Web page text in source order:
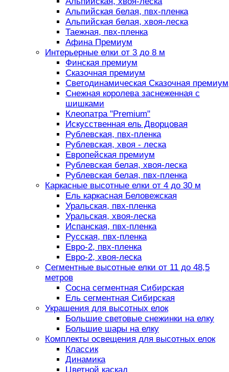
Альпийская белая, пвх-пленка
Альпийская белая, хвоя-леска
Таежная, пвх-пленка
Афина Премиум
Интерьерные елки от 3 до 8 м
Финская премиум
Сказочная премиум
Светодинамическая Сказочная премиум
Снежная королева заснеженная с
шишками
Клеопатра "Premium"
Искусственная ель Дворцовая
Рублевская, пвх-пленка
Рублевская, хвоя - леска
Европейская премиум
Рублевская белая, хвоя-леска
Рублевская белая, пвх-пленка
Каркасные высотные елки от 4 до 30 м
Ель каркасная Беловежская
Уральская, пвх-пленка
Уральская, хвоя-леска
Испанская, пвх-пленка
Русская, пвх-пленка
Евро-2, пвх-пленка
Евро-2, хвоя-леска
Сегментные высотные елки от 11 до 48,5
метров
Сосна сегментная Сибирская
Ель сегментная Сибирская
Украшения для высотных елок
Большие световые снежинки на елку
Большие шары на елку
Комплекты освещения для высотных елок
Классик
Динамика
Цветной каскад